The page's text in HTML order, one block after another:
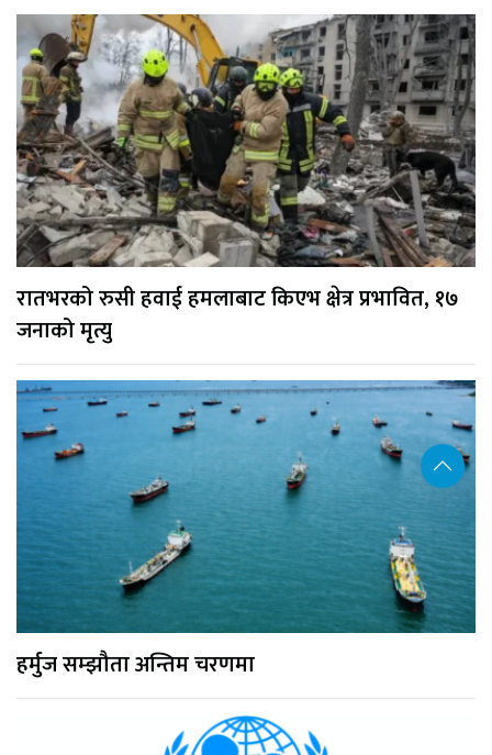
रातभरको रुसी हवाई हमलाबाट किएभ क्षेत्र प्रभावित, १७
जनाको मृत्यु
हर्मुज सम्झौता अन्तिम चरणमा